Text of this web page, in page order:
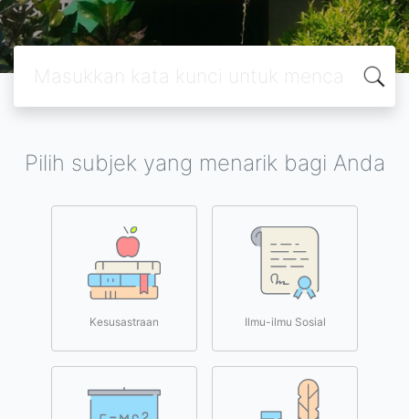
Pilih subjek yang menarik bagi Anda
Kesusastraan Ilmu-ilmu Sosial